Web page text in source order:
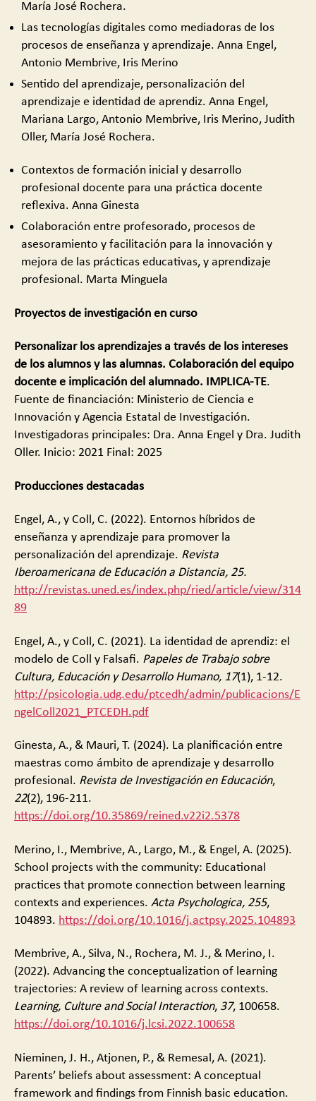
María José Rochera.
Las tecnologías digitales como mediadoras de los
procesos de enseñanza y aprendizaje. Anna Engel,
Antonio Membrive, Iris Merino
Sentido del aprendizaje, personalización del
aprendizaje e identidad de aprendiz. Anna Engel,
Mariana Largo, Antonio Membrive, Iris Merino, Judith
Oller, María José Rochera.
Contextos de formación inicial y desarrollo
profesional docente para una práctica docente
reflexiva. Anna Ginesta
Colaboración entre profesorado, procesos de
asesoramiento y facilitación para la innovación y
mejora de las prácticas educativas, y aprendizaje
profesional. Marta Minguela
Proyectos de investigación en curso
Personalizar los aprendizajes a través de los intereses
de los alumnos y las alumnas. Colaboración del equipo
docente e implicación del alumnado. IMPLICA-TE.
Fuente de financiación: Ministerio de Ciencia e
Innovación y Agencia Estatal de Investigación.
Investigadoras principales: Dra. Anna Engel y Dra. Judith
Oller. Inicio: 2021 Final: 2025
Producciones destacadas
Engel, A., y Coll, C. (2022). Entornos híbridos de
enseñanza y aprendizaje para promover la
personalización del aprendizaje. Revista
Iberoamericana de Educación a Distancia, 25.
http://revistas.uned.es/index.php/ried/article/view/314
89
Engel, A., y Coll, C. (2021). La identidad de aprendiz: el
modelo de Coll y Falsafi. Papeles de Trabajo sobre
Cultura, Educación y Desarrollo Humano, 17(1), 1-12.
http://psicologia.udg.edu/ptcedh/admin/publicacions/E
ngelColl2021_PTCEDH.pdf
Ginesta, A., & Mauri, T. (2024). La planificación entre
maestras como ámbito de aprendizaje y desarrollo
profesional. Revista de Investigación en Educación,
22(2), 196-211.
https://doi.org/10.35869/reined.v22i2.5378
Merino, I., Membrive, A., Largo, M., & Engel, A. (2025).
School projects with the community: Educational
practices that promote connection between learning
contexts and experiences. Acta Psychologica, 255,
104893. https://doi.org/10.1016/j.actpsy.2025.104893
Membrive, A., Silva, N., Rochera, M. J., & Merino, I.
(2022). Advancing the conceptualization of learning
trajectories: A review of learning across contexts.
Learning, Culture and Social Interaction, 37, 100658.
https://doi.org/10.1016/j.lcsi.2022.100658
Nieminen, J. H., Atjonen, P., & Remesal, A. (2021).
Parents’ beliefs about assessment: A conceptual
framework and findings from Finnish basic education.